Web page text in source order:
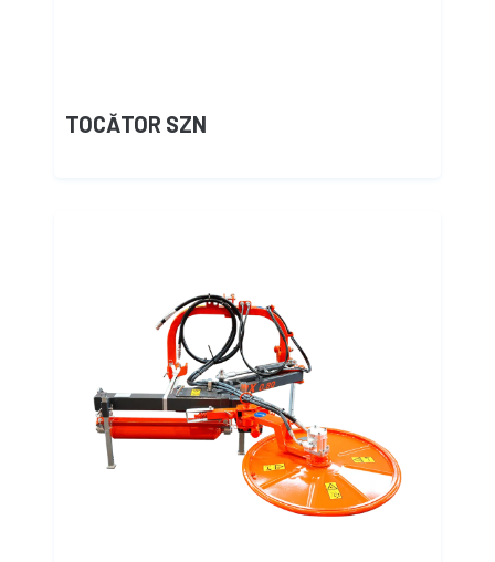
TOCĂTOR SZN